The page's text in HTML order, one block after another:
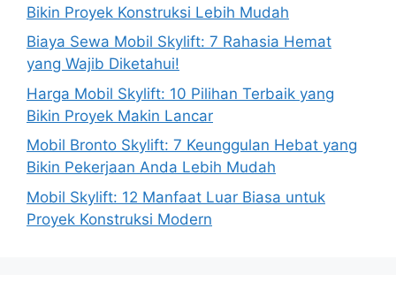
Bikin Proyek Konstruksi Lebih Mudah
Biaya Sewa Mobil Skylift: 7 Rahasia Hemat
yang Wajib Diketahui!
Harga Mobil Skylift: 10 Pilihan Terbaik yang
Bikin Proyek Makin Lancar
Mobil Bronto Skylift: 7 Keunggulan Hebat yang
Bikin Pekerjaan Anda Lebih Mudah
Mobil Skylift: 12 Manfaat Luar Biasa untuk
Proyek Konstruksi Modern